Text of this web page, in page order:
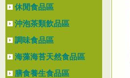
休閒食品區
沖泡茶類飲品區
調味食品區
海藻海苔天然食品區
膳食養生食品區